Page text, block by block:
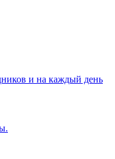
и на каждый день